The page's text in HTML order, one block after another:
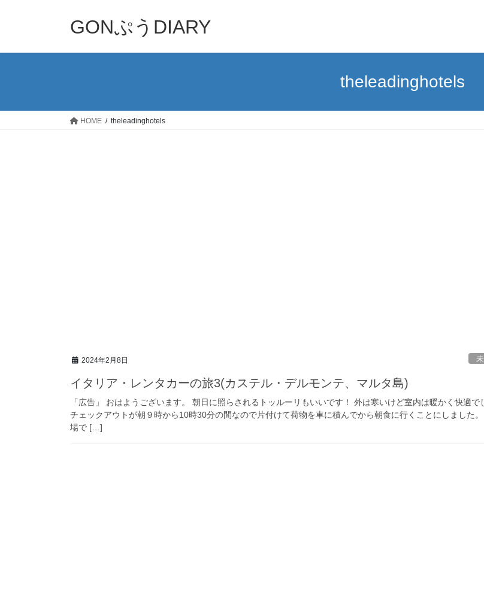
GONぷうDIARY
theleadinghotels
HOME theleadinghotels
2024年2月8日
イタリア・レンタカーの旅3(カステル・デルモンテ、マルタ島)
「広告」 おはようございます。 朝日に照らされるトッルーリもいいです！ 外は寒いけど室内は暖かく快適で
チェックアウトが朝９時から10時30分の間なので片付けて荷物を車に積んでから朝食に行くことにしました
場で […]